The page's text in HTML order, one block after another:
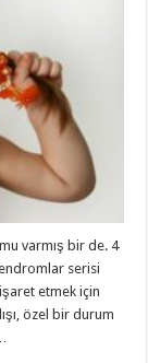
varmış bir de. 4
serisi
etmek için
özel bir durum